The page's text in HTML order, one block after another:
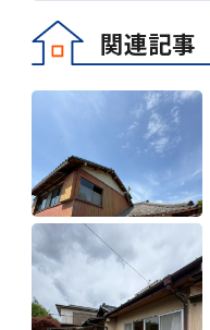
関連記事